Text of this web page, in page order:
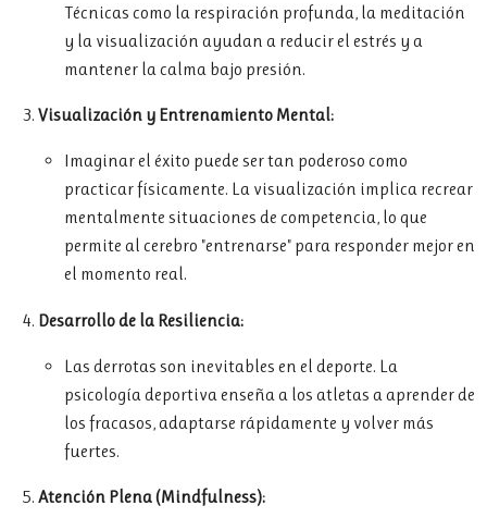
Técnicas como la respiración profunda, la meditación
y la visualización ayudan a reducir el estrés y a
mantener la calma bajo presión.
Visualización y Entrenamiento Mental:
Imaginar el éxito puede ser tan poderoso como
practicar físicamente. La visualización implica recrear
mentalmente situaciones de competencia, lo que
permite al cerebro "entrenarse" para responder mejor en
el momento real.
Desarrollo de la Resiliencia:
Las derrotas son inevitables en el deporte. La
psicología deportiva enseña a los atletas a aprender de
los fracasos, adaptarse rápidamente y volver más
fuertes.
Atención Plena (Mindfulness):